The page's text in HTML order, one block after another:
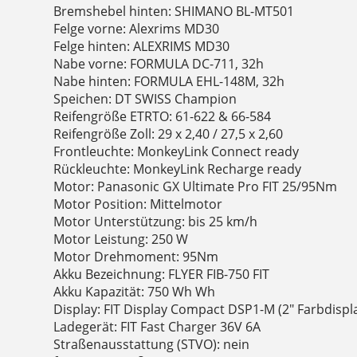
Bremshebel hinten: SHIMANO BL-MT501
Felge vorne: Alexrims MD30
Felge hinten: ALEXRIMS MD30
Nabe vorne: FORMULA DC-711, 32h
Nabe hinten: FORMULA EHL-148M, 32h
Speichen: DT SWISS Champion
Reifengröße ETRTO: 61-622 & 66-584
Reifengröße Zoll: 29 x 2,40 / 27,5 x 2,60
Frontleuchte: MonkeyLink Connect ready
Rückleuchte: MonkeyLink Recharge ready
Motor: Panasonic GX Ultimate Pro FIT 25/95Nm
Motor Position: Mittelmotor
Motor Unterstützung: bis 25 km/h
Motor Leistung: 250 W
Motor Drehmoment: 95Nm
Akku Bezeichnung: FLYER FIB-750 FIT
Akku Kapazität: 750 Wh Wh
Display: FIT Display Compact DSP1-M (2"
Ladegerät: FIT Fast Charger 36V 6A
Straßenausstattung (STVO): nein